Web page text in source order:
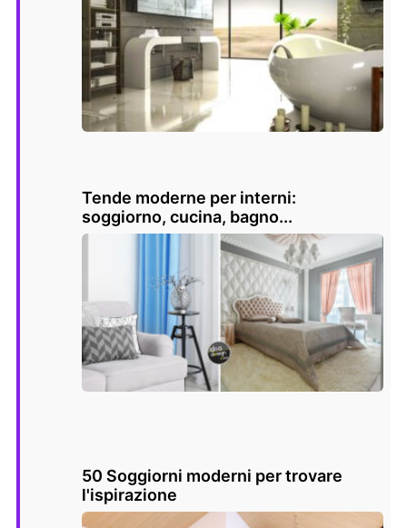
Tende moderne per interni:
soggiorno, cucina, bagno...
50 Soggiorni moderni per trovare
l'ispirazione